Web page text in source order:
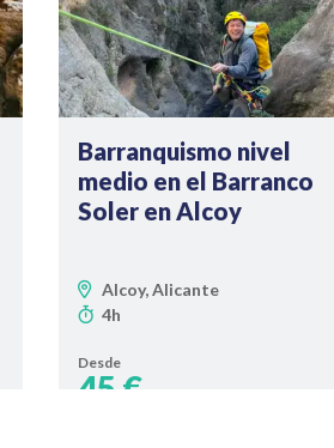
Barranquismo nivel
medio en el Barranco
Soler en Alcoy
Alcoy, Alicante
4h
Desde
45 €